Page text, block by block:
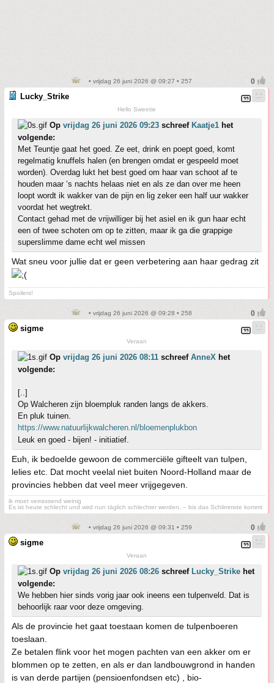
• vrijdag 26 juni 2026 @ 09:27 • 257
Lucky_Strike
Hello Sweetie
Op vrijdag 26 juni 2026 09:23 schreef Kaatje1 het
volgende:
Met Teuntje gaat het goed. Ze eet, drink en poept goed, komt
regelmatig knuffels halen (en brengen omdat er gespeeld moet
worden). Overdag lukt het best goed om haar van schoot af te
houden maar ‘s nachts helaas niet en als ze dan over me heen
loopt wordt ik wakker van de pijn en lig zeker een half uur wakker
voordat het wegtrekt.
Contact gehad met de vrijwilliger bij het asiel en ik gun haar echt
een of twee schoten om op te zitten, maar ik ga die grappige
superslimme dame echt wel missen
Wat sneu voor jullie dat er geen verbetering aan haar gedrag zit
Spoilers!
• vrijdag 26 juni 2026 @ 09:28 • 258
sigme
Veraan
Op vrijdag 26 juni 2026 08:11 schreef AnneX het
volgende:
[..]
Op Walcheren zijn bloempluk randen langs de akkers.
En pluk tuinen.
https://www.natuurlijkwalcheren.nl/bloemenplukbon
Leuk en goed - bijen! - initiatief.
Euh, ik bedoelde gewoon de commerciële gifteelt van tulpen,
lelies etc. Dat mocht veelal niet buiten Noord-Holland maar de
provincies hebben dat veel meer vrijgegeven.
ik moet verrassend weinig
Es ist heute schlecht und wird nun täglich schlechter werden, – bis das Schlimmste kommt
• vrijdag 26 juni 2026 @ 09:31 • 259
sigme
Veraan
Op vrijdag 26 juni 2026 08:26 schreef Lucky_Strike het
volgende:
We hebben hier sinds vorig jaar ook ineens een tulpenveld. Dat is
behoorlijk raar voor deze omgeving.
Als de provincie het gaat toestaan komen de tulpenboeren
toeslaan.
Ze betalen flink voor het mogen pachten van een akker om er
blommen op te zetten, en als er dan landbouwgrond in handen
is van derde partijen (pensioenfondsen etc) , bio-